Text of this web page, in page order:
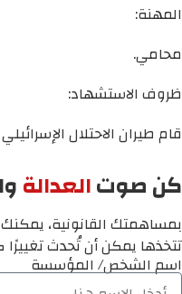
المهنة:
محامي.
ظروف الاستشهاد:
قام طيران الاحتلال
كن صوتالعدالة
بمساهمتك القانونية،
تتخذها يمكن أن تُحدث تغييرًا
اسم الشخص/ المؤسسة